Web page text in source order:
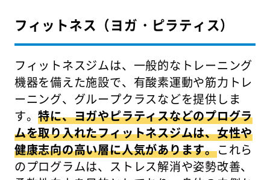
フィットネス（ヨガ・ピラティス）
フィットネスジムは、一般的なトレーニング
機器を備えた施設で、有酸素運動や筋力トレ
ーニング、グループクラスなどを提供しま
す。特に、ヨガやピラティスなどのプログラ
ムを取り入れたフィットネスジムは、女性や
健康志向の高い層に人気があります。これら
のプログラムは、ストレス解消や姿勢改善、